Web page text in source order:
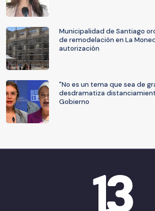
Municipalidad de Santiago
de remodelación en La
autorización
"No es un tema que sea de
desdramatiza
Gobierno